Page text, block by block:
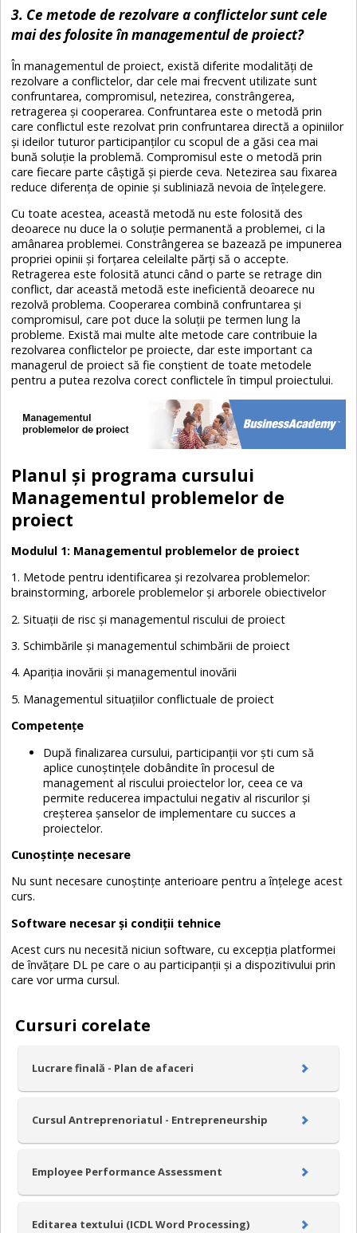
3. Ce metode de rezolvare a conflictelor sunt cele
mai des folosite în managementul de proiect?
În managementul de proiect, există diferite modalități de
rezolvare a conflictelor, dar cele mai frecvent utilizate sunt
confruntarea, compromisul, netezirea, constrângerea,
retragerea și cooperarea. Confruntarea este o metodă prin
care conflictul este rezolvat prin confruntarea directă a opiniilor
și ideilor tuturor participanților cu scopul de a găsi cea mai
bună soluție la problemă. Compromisul este o metodă prin
care fiecare parte câștigă și pierde ceva. Netezirea sau fixarea
reduce diferența de opinie și subliniază nevoia de înțelegere.
Cu toate acestea, această metodă nu este folosită des
deoarece nu duce la o soluție permanentă a problemei, ci la
amânarea problemei. Constrângerea se bazează pe impunerea
propriei opinii și forțarea celeilalte părți să o accepte.
Retragerea este folosită atunci când o parte se retrage din
conflict, dar această metodă este ineficientă deoarece nu
rezolvă problema. Cooperarea combină confruntarea și
compromisul, care pot duce la soluții pe termen lung la
probleme. Există mai multe alte metode care contribuie la
rezolvarea conflictelor pe proiecte, dar este important ca
managerul de proiect să fie conștient de toate metodele
pentru a putea rezolva corect conflictele în timpul proiectului.
Planul și programa cursului
Managementul problemelor de
proiect
Modulul 1: Managementul problemelor de proiect
1. Metode pentru identificarea și rezolvarea problemelor:
brainstorming, arborele problemelor și arborele obiectivelor
2. Situații de risc și managementul riscului de proiect
3. Schimbările și managementul schimbării de proiect
4. Apariția inovării și managementul inovării
5. Managementul situațiilor conflictuale de proiect
Competențe
După finalizarea cursului, participanții vor ști cum să
aplice cunoștințele dobândite în procesul de
management al riscului proiectelor lor, ceea ce va
permite reducerea impactului negativ al riscurilor și
creșterea șanselor de implementare cu succes a
proiectelor.
Cunoștințe necesare
Nu sunt necesare cunoștințe anterioare pentru a înțelege acest
curs.
Software necesar și condiții tehnice
Acest curs nu necesită niciun software, cu excepția platformei
de învățare DL pe care o au participanții și a dispozitivului prin
care vor urma cursul.
Cursuri corelate
Lucrare finală - Plan de afaceri
Cursul Antreprenoriatul - Entrepreneurship
Employee Performance Assessment
Editarea textului (ICDL Word Processing)